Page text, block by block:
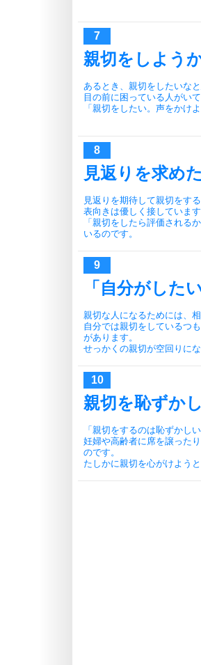
親切をしよう
あるとき、親切をしたいな
目の前に困っている人がい
「親切をしたい。声をか
見返りを求め
見返りを期待して親切をする
表向きは優しく接していま
「親切をしたら評価される
いるのです。
「自分がした
親切な人になるためには、
自分では親切をしているつ
があります。
せっかくの親切が空回りに
親切を恥ずか
「親切をするのは恥ずかし
妊婦や高齢者に席を譲った
のです。
たしかに親切を心がけよう